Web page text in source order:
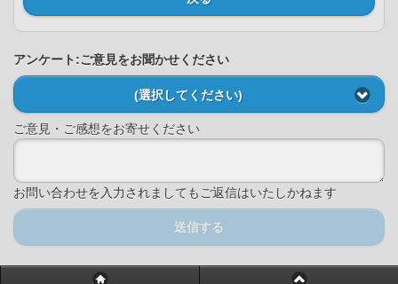
アンケート:ご意見をお聞かせください
(選択してください)
ご意見・ご感想をお寄せください
お問い合わせを入力されましてもご返信はいたしかねます
送信する